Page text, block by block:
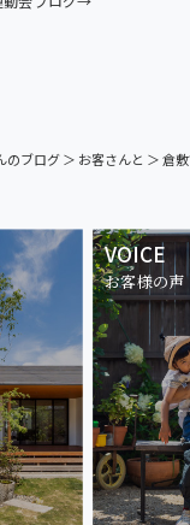
のブログ＞ お客さんと ＞倉
VOICE
お客様の声